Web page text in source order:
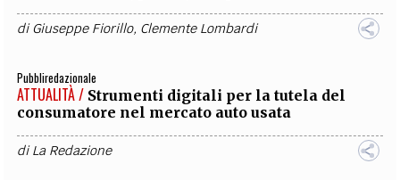
diGiuseppe Fiorillo, Clemente Lombardi
Pubbliredazionale
ATTUALITÀ / Strumenti digitali per la tutela del
consumatore nel mercato auto usata
diLa Redazione